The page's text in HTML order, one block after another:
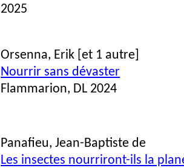
2025
Orsenna, Erik [et 1 autre]
Nourrir sans dévaster
Flammarion, DL 2024
Panafieu, Jean-Baptiste de
Les insectes nourriront-ils la